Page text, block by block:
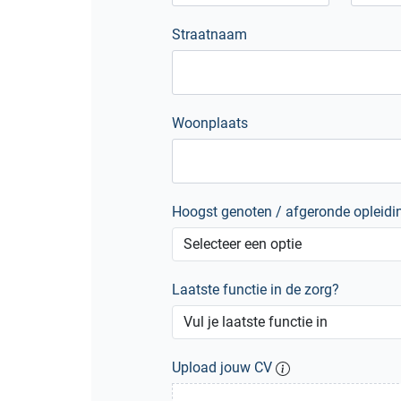
Straatnaam
Woonplaats
Hoogst genoten / afgeronde
Laatste functie in de zorg?
Upload jouw CV